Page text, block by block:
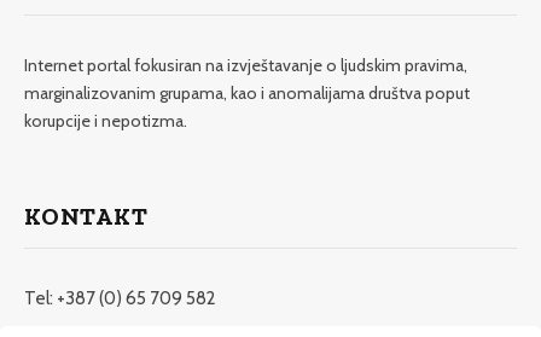
Internet portal fokusiran na izvještavanje o ljudskim pravima,
marginalizovanim grupama, kao i anomalijama društva poput
korupcije i nepotizma.
KONTAKT
Tel: +387 (0) 65 709 582